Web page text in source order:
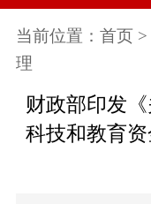
当前位置： 首页 >
理
财政部印发
科技和教育